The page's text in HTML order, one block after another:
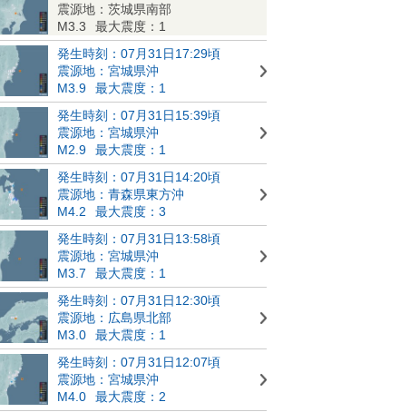
震源地：茨城県南部
M3.3
最大震度：1
発生時刻：07月31日17:29頃
震源地：宮城県沖
M3.9
最大震度：1
発生時刻：07月31日15:39頃
震源地：宮城県沖
M2.9
最大震度：1
発生時刻：07月31日14:20頃
震源地：青森県東方沖
M4.2
最大震度：3
発生時刻：07月31日13:58頃
震源地：宮城県沖
M3.7
最大震度：1
発生時刻：07月31日12:30頃
震源地：広島県北部
M3.0
最大震度：1
発生時刻：07月31日12:07頃
震源地：宮城県沖
M4.0
最大震度：2